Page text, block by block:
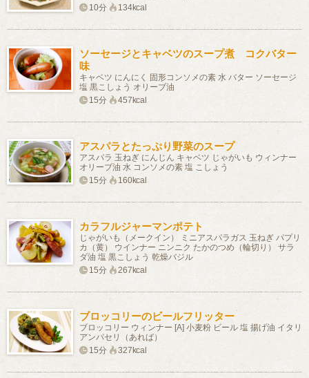
10分
134kcal
ソーセージとキャベツのスープ煮 コクバター
味
キャベツ にんにく 固形コンソメの素 水 バター ソーセージ
塩 黒こしょう オリーブ油
15分
457kcal
アスパラとたっぷり野菜のスープ
アスパラ 玉ねぎ にんじん キャベツ じゃがいも ウィンナー
オリーブ油 水 コンソメの素 塩 こしょう
15分
160kcal
カラフルジャーマンポテト
じゃがいも（メークイン） ミニアスパラガス 玉ねぎ パプリ
カ（黄） ウインナー ニンニク たかのつめ（輪切り） サラ
ダ油 塩 黒こしょう 乾燥バジル
15分
267kcal
ブロッコリーのビールフリッター
ブロッコリー ウィンナー [A] 小麦粉 ビール 塩 揚げ油 イタリ
アンパセリ（あれば）
15分
327kcal